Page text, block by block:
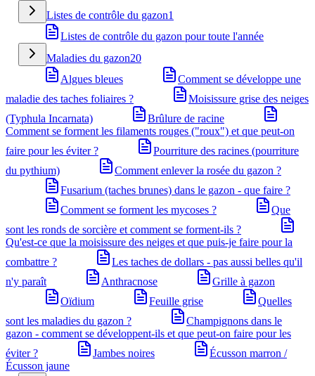
Listes de contrôle du gazon1
Listes de contrôle du gazon pour toute l'année
Maladies du gazon20
Algues bleues
Comment se développe une
maladie des taches foliaires ?
Moisissure grise des neiges
(Typhula Incarnata)
Brûlure de racine
Comment se forment les filaments rouges ("roux") et que peut-on
faire pour les éviter ?
Pourriture des racines (pourriture
du pythium)
Comment enlever la rosée du gazon ?
Fusarium (taches brunes) dans le gazon - que faire ?
Comment se forment les mycoses ?
Que
sont les ronds de sorcière et comment se forment-ils ?
Qu'est-ce que la moisissure des neiges et que puis-je faire pour la
combattre ?
Les taches de dollars - pas aussi belles qu'il
n'y paraît
Anthracnose
Grille à gazon
Oïdium
Feuille grise
Quelles
sont les maladies du gazon ?
Champignons dans le
gazon - comment se développent-ils et que peut-on faire pour les
éviter ?
Jambes noires
Écusson marron /
Écusson jaune